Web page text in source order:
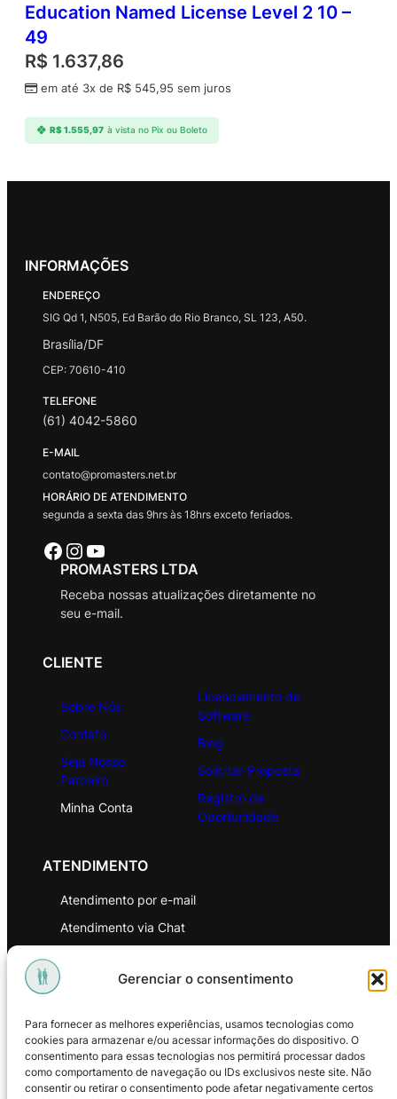
Gerenciar o consentimento
Para fornecer as melhores experiências, usamos tecnologias como
cookies para armazenar e/ou acessar informações do dispositivo. O
consentimento para essas tecnologias nos permitirá processar dados
como comportamento de navegação ou IDs exclusivos neste site. Não
consentir ou retirar o consentimento pode afetar negativamente certos
Education Named License Level 2 10 –
49
R$ 1.637,86
em até 3x de R$ 545,95 sem juros
R$1.555,97 à vista no Pix ou Boleto
INFORMAÇÕES
ENDEREÇO
SIG Qd 1, N505, Ed Barão do Rio Branco, SL 123, A50.
Brasília/DF
CEP: 70610-410
TELEFONE
(61) 4042-5860
E-MAIL
contato@promasters.net.br
HORÁRIO DE ATENDIMENTO
segunda a sexta das 9hrs às 18hrs exceto feriados.
Facebook Instagram Youtube
PROMASTERS LTDA
Receba nossas atualizações diretamente no
seu e-mail.
CLIENTE
Sobre Nós
Contato
Seja Nosso
Parceiro
Minha Conta
Licenciamento de
Software
Blog
Solicitar Proposta
Registro de
Oportunidade
ATENDIMENTO
Atendimento por e-mail
Atendimento via Chat
Política de Privacidade
Política de Troca e Devoluções
Política de Reembolso